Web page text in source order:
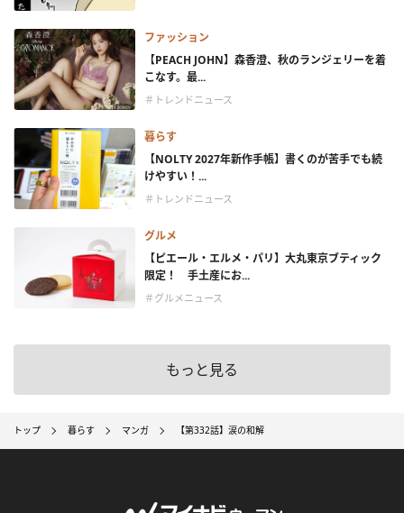
ファッション
【PEACH JOHN】森香澄、秋のランジェリーを着
こなす。最...
＃トレンドニュース
暮らす
【NOLTY 2027年新作手帳】書くのが苦手でも続
けやすい！...
＃トレンドニュース
グルメ
【ピエール・エルメ・パリ】大丸東京ブティック
限定！ 手土産にお...
＃グルメニュース
もっと見る
トップ 暮らす マンガ 【第332話】涙の和解